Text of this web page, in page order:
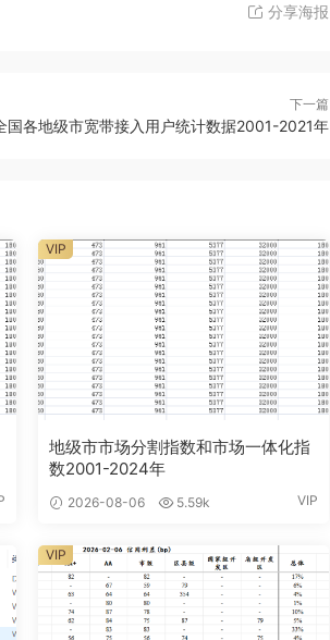
分享海报
下一篇
国各地级市宽带接入用户统计数据2001-2021年
地级市市场分割指数和市场一体化指
数2001-2024年
2026-08-06 5.59k VIP
VIP
VIP